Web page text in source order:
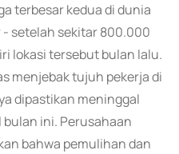
terbesar kedua di dunia
setelah sekitar 800.000
lokasi tersebut bulan lalu.
menjebak tujuh pekerja di
dipastikan meninggal
ini. Perusahaan
bahwa pemulihan dan